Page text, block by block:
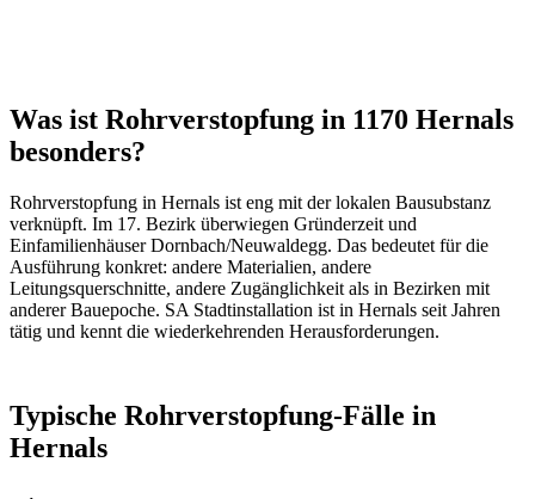
Was ist Rohrverstopfung in 1170 Hernals
besonders?
Rohrverstopfung in Hernals ist eng mit der lokalen Bausubstanz
verknüpft. Im 17. Bezirk überwiegen Gründerzeit und
Einfamilienhäuser Dornbach/Neuwaldegg. Das bedeutet für die
Ausführung konkret: andere Materialien, andere
Leitungsquerschnitte, andere Zugänglichkeit als in Bezirken mit
anderer Bauepoche. SA Stadtinstallation ist in Hernals seit Jahren
tätig und kennt die wiederkehrenden Herausforderungen.
Typische Rohrverstopfung-Fälle in
Hernals